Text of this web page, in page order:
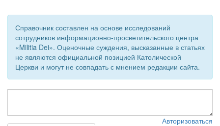
Справочник составлен на основе исследований
сотрудников информационно-просветительского центра
«Militia Dei». Оценочные суждения, высказанные в статьях
не являются официальной позицией Католической
Церкви и могут не совпадать с мнением редакции сайта.
Авторизоваться